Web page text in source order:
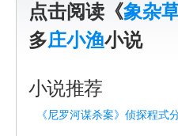
点击阅读《象杂
多庄小渔小说
小说推荐
《尼罗河谋杀案》侦探程式